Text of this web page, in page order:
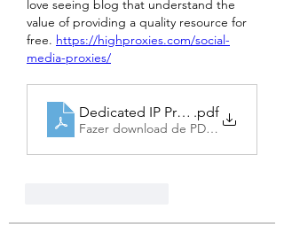
love seeing blog that understand the
value of providing a quality resource for
free. https://highproxies.com/social-
media-proxies/
Dedicated IP Proxies for Social
.pdf
Fazer download de PDF • 314KB